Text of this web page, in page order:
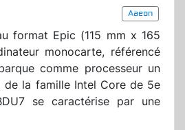
Aaeon
format Epic (115 mm x 165
monocarte, référencé
comme processeur un
de la famille Intel Core de 5e
se caractérise par une